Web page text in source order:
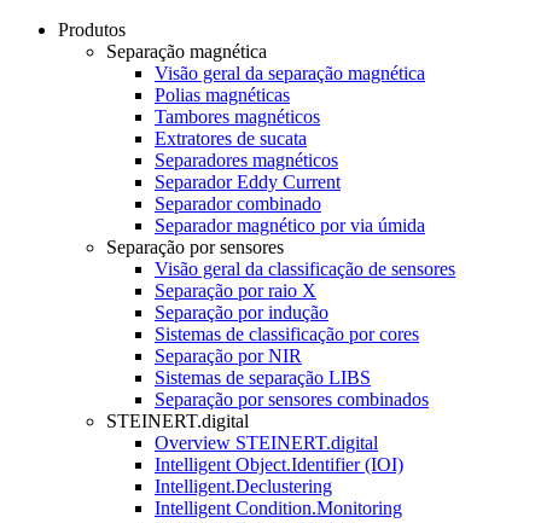
Produtos
Separação magnética
Visão geral da separação magnética
Polias magnéticas
Tambores magnéticos
Extratores de sucata
Separadores magnéticos
Separador Eddy Current
Separador combinado
Separador magnético por via úmida
Separação por sensores
Visão geral da classificação de sensores
Separação por raio X
Separação por indução
Sistemas de classificação por cores
Separação por NIR
Sistemas de separação LIBS
Separação por sensores combinados
STEINERT.digital
Overview STEINERT.digital
Intelligent Object.Identifier (IOI)
Intelligent.Declustering
Intelligent Condition.Monitoring